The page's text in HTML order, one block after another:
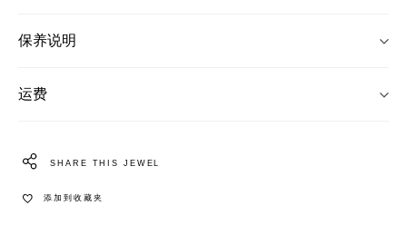
保养说明
运费
SHARE THIS JEWEL
添加到收藏夹